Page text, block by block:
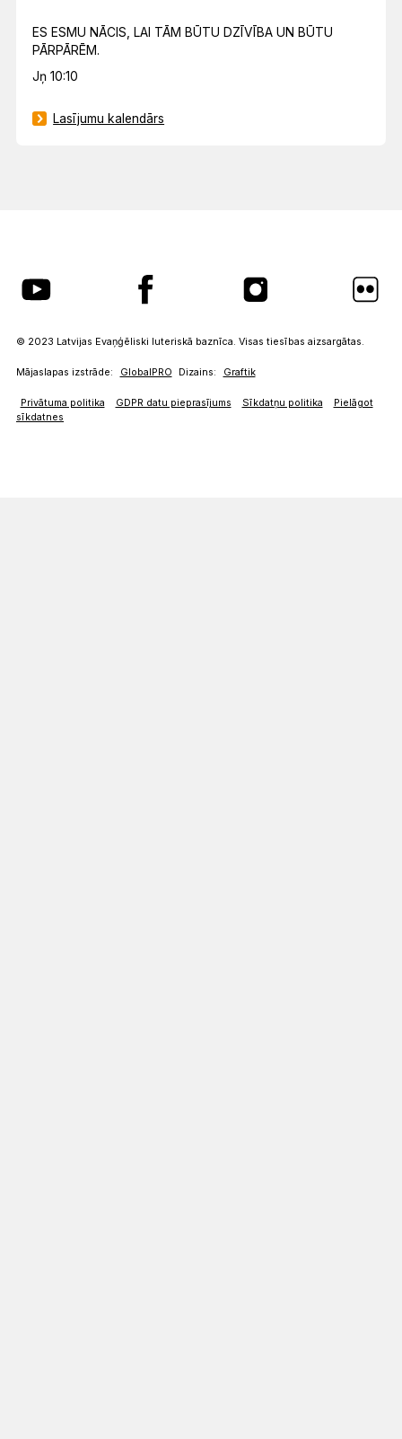
ES ESMU NĀCIS, LAI TĀM BŪTU DZĪVĪBA UN BŪTU
PĀRPĀRĒM.
Jņ 10:10
Lasījumu kalendārs
© 2023 Latvijas Evaņģēliski luteriskā baznīca. Visas tiesības aizsargātas.
Mājaslapas izstrāde: GlobalPRO Dizains: Graftik
Privātuma politika GDPR datu pieprasījums Sīkdatņu politika
Pielāgot
sīkdatnes